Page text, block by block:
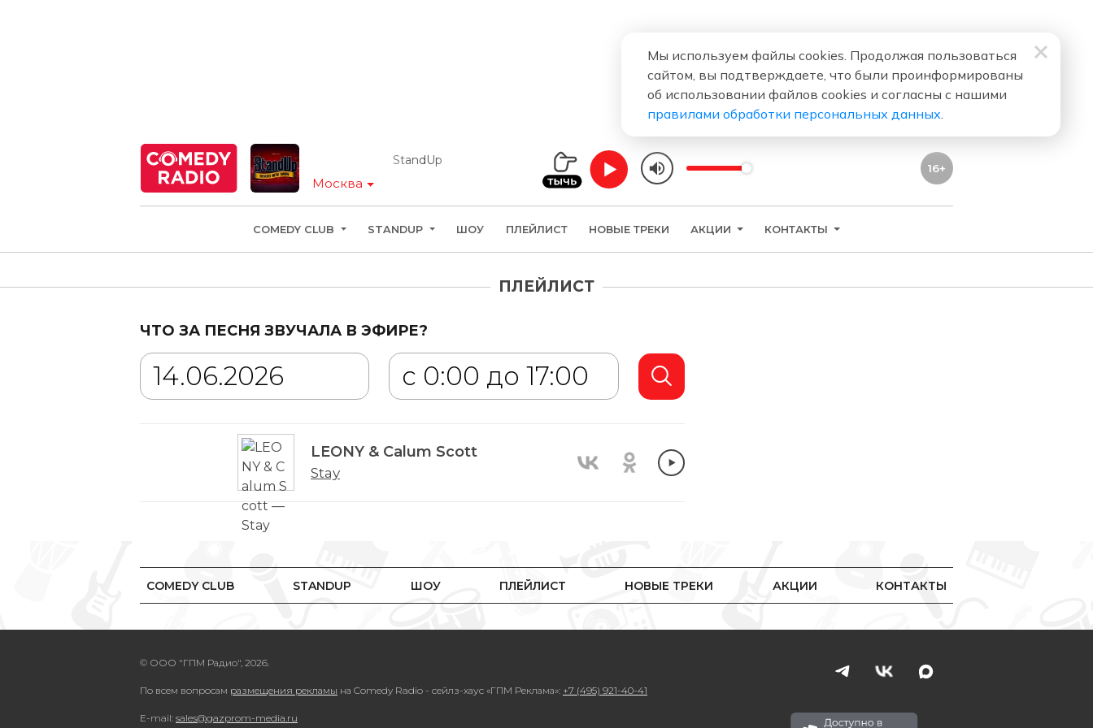
Москва
StandUp
16+
COMEDY CLUB STANDUP ШОУ ПЛЕЙЛИСТ НОВЫЕ ТРЕКИ АКЦИИ КОНТАКТЫ
ПЛЕЙЛИСТ
ЧТО ЗА ПЕСНЯ ЗВУЧАЛА В ЭФИРЕ?
LEONY & Calum Scott
Stay
COMEDY CLUB STANDUP ШОУ ПЛЕЙЛИСТ НОВЫЕ ТРЕКИ АКЦИИ КОНТАКТЫ
© ООО "ГПМ Радио", 2026.
По всем вопросам размещения рекламы на Comedy Radio - сейлз-хаус «ГПМ Реклама»: +7 (495) 921-40-41
E-mail: sales@gazprom-media.ru
Мы используем файлы cookies. Продолжая пользоваться
сайтом, вы подтверждаете, что были проинформированы
об использовании файлов cookies и согласны с нашими
правилами обработки персональных данных.